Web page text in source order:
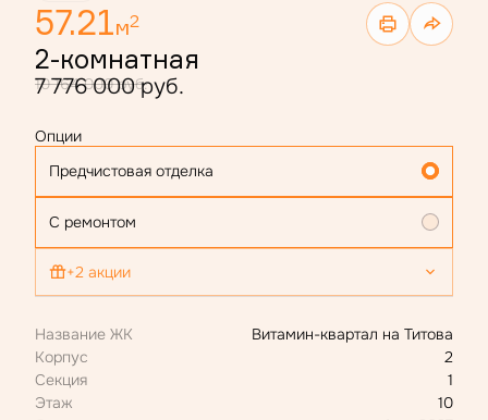
57.21м2
2-комнатная
10 164 000 руб.
7 776 000 руб.
Опции
Предчистовая отделка
С ремонтом
+2 акции
Название ЖК
Витамин-квартал на Титова
Корпус
2
Секция
1
Этаж
10